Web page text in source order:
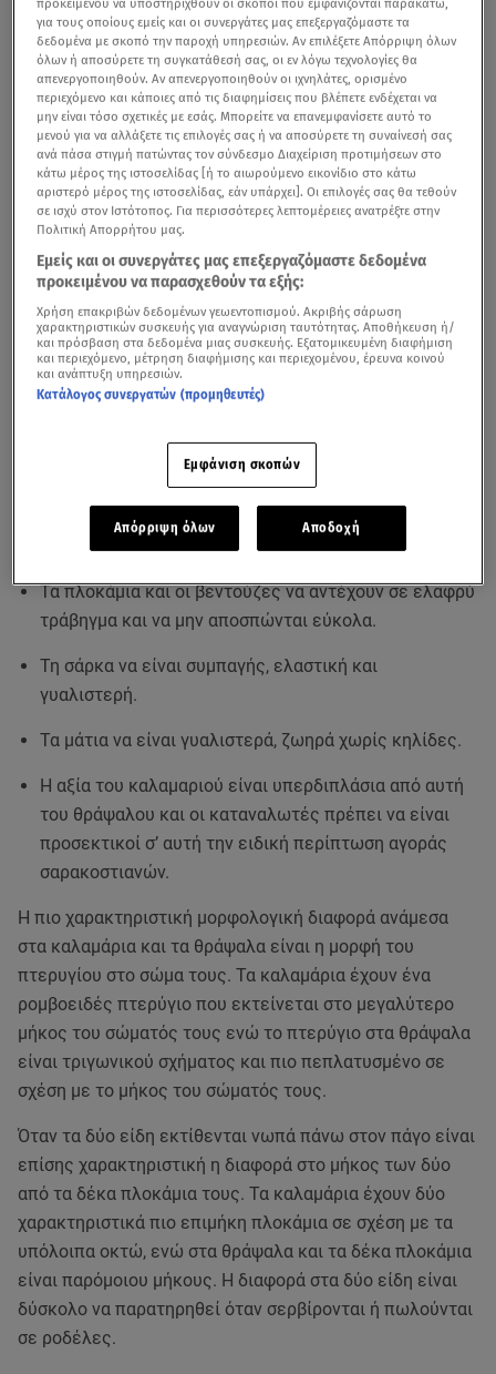
Παλαιότερο ρεπορτάζ από το κεντρικό δελτίο του Star για τα ψώνια
της Καθαράς Δευτέρας.
Συμβουλές προς τους καταναλωτές για την περίοδο της
Σαρακοστής και ιδιαίτερα το τριήμερο της Καθαράς
Δευτέρας εξέδωσε ο Ε.Φ.Ε.Τ.
Συνταγή για καλαμαράκια τηγανητά- Όλα τα μυστικά
Συγκεκριμένα, για τα νωπά πρέπει να
προσέχουμε:
δυσάρεστη οσμή αμμωνίας ή οποιαδήποτε άλλη οσμή,
ξένη προς το προϊόν.
Την επιφάνεια του σώματος να είναι υγρή και
γυαλιστερή.
Τα πλοκάμια και οι βεντούζες να αντέχουν σε ελαφρύ
τράβηγμα και να μην αποσπώνται εύκολα.
Τη σάρκα να είναι συμπαγής, ελαστική και
γυαλιστερή.
Τα μάτια να είναι γυαλιστερά, ζωηρά χωρίς κηλίδες.
Η αξία του καλαμαριού είναι υπερδιπλάσια από αυτή
του θράψαλου και οι καταναλωτές πρέπει να είναι
προσεκτικοί σ’ αυτή την ειδική περίπτωση αγοράς
σαρακοστιανών.
Η πιο χαρακτηριστική μορφολογική διαφορά ανάμεσα
στα καλαμάρια και τα θράψαλα είναι η μορφή του
πτερυγίου στο σώμα τους. Τα καλαμάρια έχουν ένα
ρομβοειδές πτερύγιο που εκτείνεται στο μεγαλύτερο
μήκος του σώματός τους ενώ το πτερύγιο στα θράψαλα
είναι τριγωνικού σχήματος και πιο πεπλατυσμένο σε
σχέση με το μήκος του σώματός τους.
Όταν τα δύο είδη εκτίθενται νωπά πάνω στον πάγο είναι
επίσης χαρακτηριστική η διαφορά στο μήκος των δύο
από τα δέκα πλοκάμια τους. Τα καλαμάρια έχουν δύο
χαρακτηριστικά πιο επιμήκη πλοκάμια σε σχέση με τα
υπόλοιπα οκτώ, ενώ στα θράψαλα και τα δέκα πλοκάμια
είναι παρόμοιου μήκους. Η διαφορά στα δύο είδη είναι
δύσκολο να παρατηρηθεί όταν σερβίρονται ή πωλούνται
σε ροδέλες.
για τους οποίους εμείς και οι συνεργάτες μας επεξεργαζόμαστε τα
δεδομένα με σκοπό την παροχή υπηρεσιών. Αν επιλέξετε Απόρριψη όλων
όλων ή αποσύρετε τη συγκατάθεσή σας, οι εν λόγω τεχνολογίες θα
απενεργοποιηθούν. Αν απενεργοποιηθούν οι ιχνηλάτες, ορισμένο
περιεχόμενο και κάποιες από τις διαφημίσεις που βλέπετε ενδέχεται να
μην είναι τόσο σχετικές με εσάς. Μπορείτε να επανεμφανίσετε αυτό το
μενού για να αλλάξετε τις επιλογές σας ή να αποσύρετε τη συναίνεσή σας
ανά πάσα στιγμή πατώντας τον σύνδεσμο Διαχείριση προτιμήσεων στο
κάτω μέρος της ιστοσελίδας [ή το αιωρούμενο εικονίδιο στο κάτω
αριστερό μέρος της ιστοσελίδας, εάν υπάρχει]. Οι επιλογές σας θα τεθούν
σε ισχύ στον Ιστότοπος. Για περισσότερες λεπτομέρειες ανατρέξτε στην
Πολιτική Απορρήτου μας.
Εμείς και οι συνεργάτες μας επεξεργαζόμαστε δεδομένα
προκειμένου να παρασχεθούν τα εξής:
Χρήση επακριβών δεδομένων γεωεντοπισμού. Ακριβής σάρωση
χαρακτηριστικών συσκευής για αναγνώριση ταυτότητας. Αποθήκευση ή/
και πρόσβαση στα δεδομένα μιας συσκευής. Εξατομικευμένη διαφήμιση
και περιεχόμενο, μέτρηση διαφήμισης και περιεχομένου, έρευνα κοινού
και ανάπτυξη υπηρεσιών.
Κατάλογος συνεργατών (προμηθευτές)
Εμφάνιση σκοπών
Απόρριψη όλων Αποδοχή